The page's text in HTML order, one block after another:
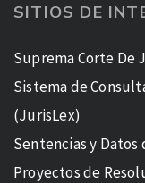
SITIOS DE
Suprema Corte De
Sistema de
(JurisLex)
Sentencias y Datos
Proyectos de